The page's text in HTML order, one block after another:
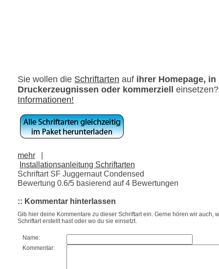
Sie wollen die Schriftarten auf ihrer Homepage, in
Druckerzeugnissen oder kommerziell
Informationen!
mehr
|
Installationsanleitung Schriftarten
Schriftart SF Juggernaut Condensed
Bewertung 0.6/5 basierend auf4 Bewertungen
:: Kommentar hinterlassen
Gib hier deine Kommentare zu dieser Schriftart ein. Gerne hören wir auch,
Schriftart erstellt hast oder wo du sie einsetzt.
Name:
Kommentar: